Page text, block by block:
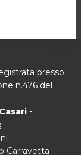
presso
n.476 del
-
Carravetta -